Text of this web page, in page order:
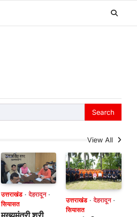
View All
उत्तराखंड
देहरादून
सियासत
उत्तराखंड
देहरादून
सियासत